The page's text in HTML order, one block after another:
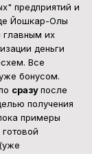
предприятий и
Йошкар-Олы
главным их
деньги
Все
бонусом.
сразупосле
получения
примеры